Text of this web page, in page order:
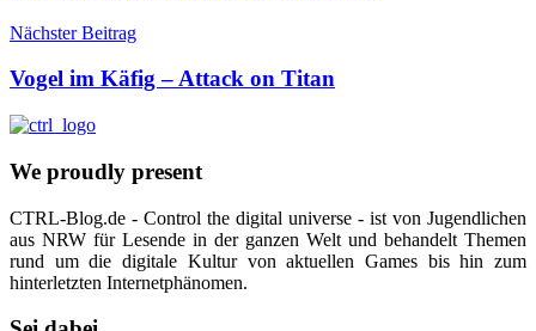
Nächster Beitrag
Vogel im Käfig – Attack on Titan
We proudly present
CTRL-Blog.de - Control the digital universe - ist von Jugendlichen
aus NRW für Lesende in der ganzen Welt und behandelt Themen
rund um die digitale Kultur von aktuellen Games bis hin zum
hinterletzten Internetphänomen.